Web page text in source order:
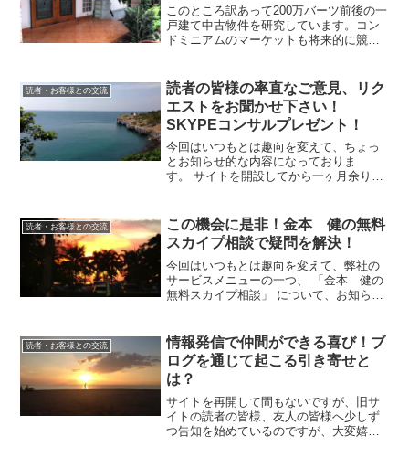
このところ訳あって200万バーツ前後の一
戸建て中古物件を研究しています。コン
ドミニアムのマーケットも将来的に競争
カルマーケットを見た場合に、つぶしが
ききやすいと思ってい...
読者・お客様との交流
読者の皆様の率直なご意見、リク
エストをお聞かせ下さい！
SKYPEコンサルプレゼント！
今回はいつもとは趣向を変えて、ちょっ
とお知らせ的な内容になっておりま
す。 サイトを開設してから一ヶ月余りが
ございます。 シラチャ、パタヤ不動産情
報という、非常にニッチな...
読者・お客様との交流
この機会に是非！金本 健の無料
スカイプ相談で疑問を解決！
今回はいつもとは趣向を変えて、弊社の
サービスメニューの一つ、 「金本 健の
無料スカイプ相談」 について、お知らせ
て、シラチャ、パタヤ、その他タイに関
するビジネスの事...
読者・お客様との交流
情報発信で仲間ができる喜び！ブ
ログを通じて起こる引き寄せと
は？
サイトを再開して間もないですが、旧サ
イトの読者の皆様、友人の皆様へ少しず
つ告知を始めているのですが、大変嬉し